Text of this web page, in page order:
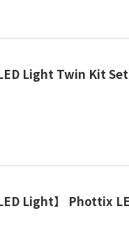
LED Light Twin Kit
Light】 Phottix